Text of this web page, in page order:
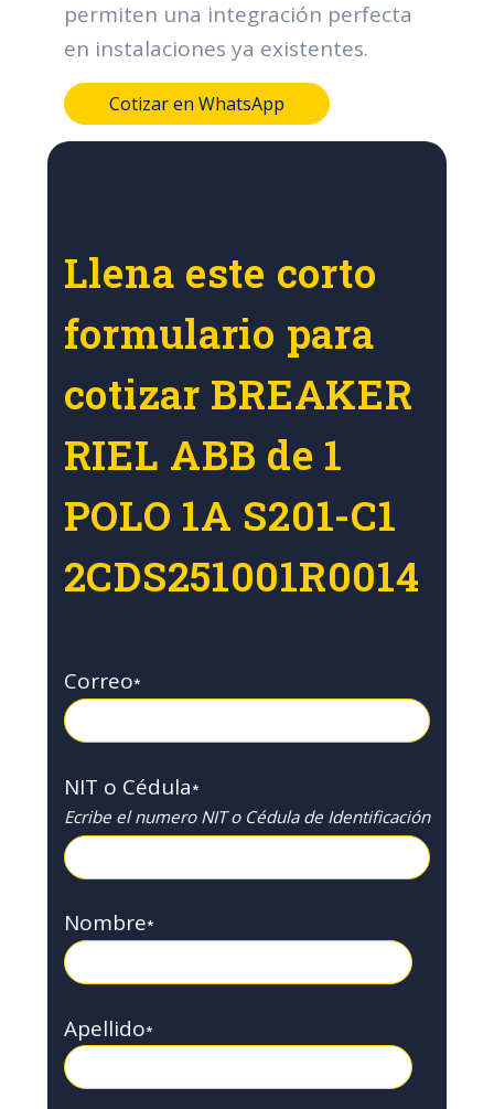
permiten una integración perfecta
en instalaciones ya existentes.
Cotizar en WhatsApp
Llena este corto
formulario para
cotizar BREAKER
RIEL ABB de 1
POLO 1A S201-C1
2CDS251001R0014
Correo*
NIT o Cédula*
Ecribe el numero NIT o Cédula de Identificación
Nombre*
Apellido*